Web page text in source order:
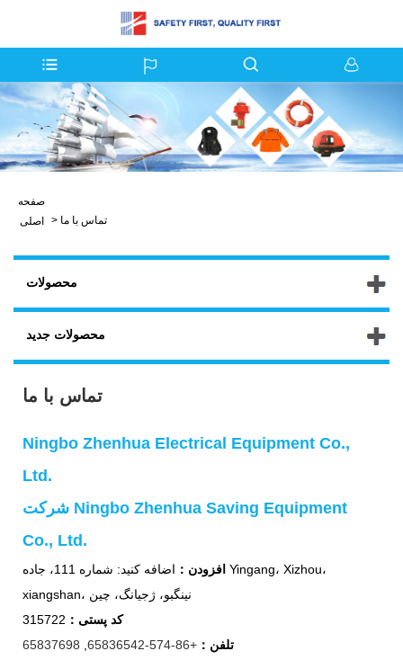
صفحه
اصلی
> تماس با ما
محصولات
محصولات جدید
تماس با ما
Ningbo Zhenhua Electrical Equipment Co.,
Ltd.
شرکت Ningbo Zhenhua Saving Equipment
Co., Ltd.
افزودن：
اضافه کنید: شماره 111، جاده Yingang، Xizhou،
xiangshan، نینگبو، ژجیانگ، چین
کد پستی： 315722
تلفن： +86-574-65836542
,
65837698